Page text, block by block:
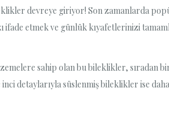
devreye giriyor! Son zamanlarda
etmek ve günlük kıyafetlerinizi
sahip olan bu bileklikler, sıradan
detaylarıyla süslenmiş bileklikler ise